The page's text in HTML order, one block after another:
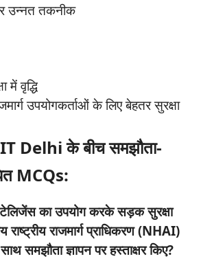
उन्नत तकनीक
में वृद्धि
उपयोगकर्ताओं के लिए बेहतर सुरक्षा
Delhi के बीच समझौता-
MCQs:
का उपयोग करके सड़क सुरक्षा
राष्ट्रीय राजमार्ग प्राधिकरण (NHAI)
समझौता ज्ञापन पर हस्ताक्षर किए?